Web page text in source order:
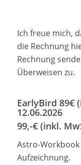
Ich freue mich,
die Rechnung
Rechnung
Überweisen zu.
EarlyBird 89€
12.06.2026
99,-€ (inkl.
Astro-
Aufzeichnung.